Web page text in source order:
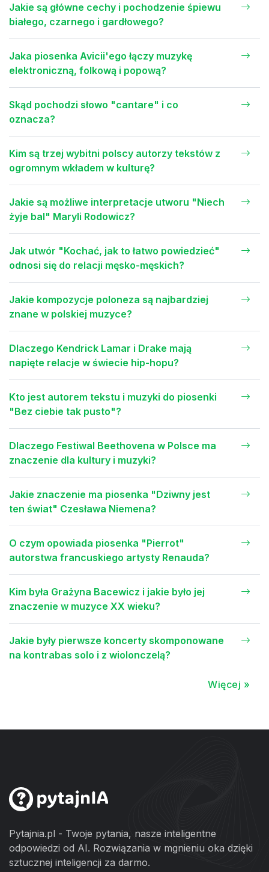
Jakie są główne cechy i pochodzenie śpiewu
białego, czarnego i gardłowego?
Jaka piosenka Avicii'ego łączy muzykę
elektroniczną, folkową i popową?
Skąd pochodzi słowo "cantare" i co
oznacza?
Kim są trzej wybitni polscy autorzy tekstów z
ogromnym wkładem w kulturę?
Jakie są możliwe interpretacje utworu "Niech
żyje bal" Maryli Rodowicz?
Jak utwór "Kochać, jak to łatwo powiedzieć"
odnosi się do relacji męsko-męskich?
Jakie kompozycje poloneza są najbardziej
znane w polskiej muzyce?
Dlaczego Kendrick Lamar i Drake mają
napięte relacje w świecie hip-hopu?
Kto jest autorem tekstu i muzyki do piosenki
"Bez ciebie tak pusto"?
Dlaczego Festiwal Beethovena w Polsce ma
znaczenie dla kultury i muzyki?
Jakie znaczenie ma piosenka "Dziwny jest
ten świat" Czesława Niemena?
O czym opowiada piosenka "Pierrot"
autorstwa francuskiego artysty Renauda?
Kim była Grażyna Bacewicz i jakie było jej
znaczenie w muzyce XX wieku?
Jakie były pierwsze koncerty skomponowane
na kontrabas solo i z wiolonczelą?
Więcej »
Pytajnia.pl - Twoje pytania, nasze inteligentne
odpowiedzi od AI. Rozwiązania w mgnieniu oka dzięki
sztucznej inteligencji za darmo.